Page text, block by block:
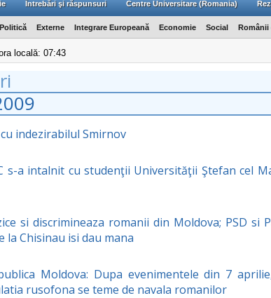
Întrebări şi răspunsuri Centre Universitare (Romania)
Politică Externe Integrare Europeană Economie Social Românii
locală: 07:43
indezirabilul Smirnov
s-a intalnit cu studenţii Universităţii Ştefan cel
si discrimineaza romanii din Moldova; PSD si
la Chisinau isi dau mana
Moldova: Dupa evenimentele din 7
rusofona se teme de navala romanilor